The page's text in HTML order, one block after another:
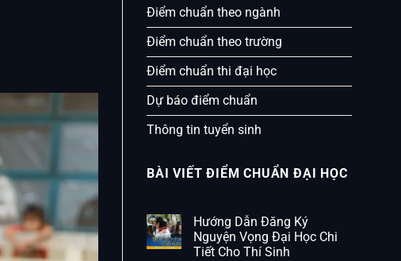
Điểm chuẩn theo ngành
Điểm chuẩn theo trường
Điểm chuẩn thi đại học
Dự báo điểm chuẩn
Thông tin tuyển sinh
BÀI VIẾT ĐIỂM CHUẨN ĐẠI HỌC
Hướng Dẫn Đăng Ký
Nguyện Vọng Đại Học Chi
Tiết Cho Thí Sinh